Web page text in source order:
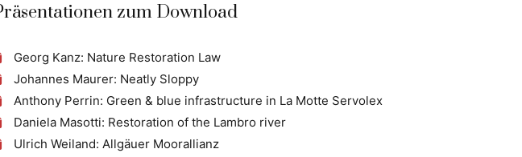
zum Download
Georg Kanz: Nature Restoration Law
Johannes Maurer: Neatly Sloppy
Anthony Perrin: Green & blue infrastructure in La Motte Servolex
Daniela Masotti: Restoration of the Lambro river
Ulrich Weiland: Allgäuer Moorallianz